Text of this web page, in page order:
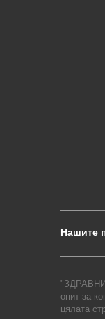
Нашите
опит за
цялата